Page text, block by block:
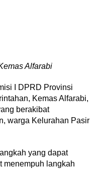
Alfarabi
I DPRD Provinsi
Kemas Alfarabi,
berakibat
warga Kelurahan Pasir
yang dapat
menempuh langkah